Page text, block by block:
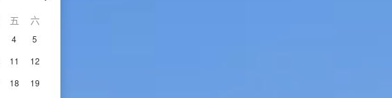
五 六
4
5
11
12
18
19